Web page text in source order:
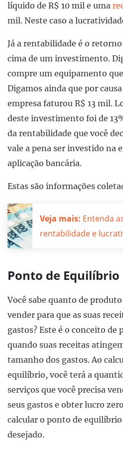
líquido de R$ 10 mil e uma
mil. Neste caso a
Já a rentabilidade é o
cima de um investimento.
compre um equipamento
Digamos ainda que por
empresa faturou R$ 13 mil.
deste investimento foi de
da rentabilidade que você
vale a pena ser investido na
aplicação bancária.
Estas são informações
Veja mais: Entenda
rentabilidade e
Ponto de Equilíbrio
Você sabe quanto de
vender para que as suas
gastos? Este é o conceito
quando suas receitas
tamanho dos gastos. Ao
equilíbrio, você terá a
serviços que você precisa
seus gastos e obter lucro
calcular o ponto de
desejado.